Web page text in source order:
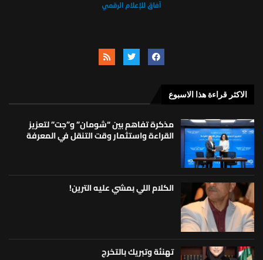
الاكثر قراءة هذا الاسبوع
مذكرة تفاهم بين “شومان” و”جت” لتعزيز
القراءة واستثمار وقت التنقل في المعرفة
الكلام اللي بمشي عليه الترين!
تهنئة وتبريك بالتخرج